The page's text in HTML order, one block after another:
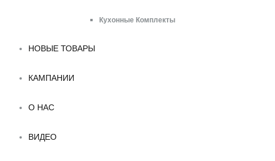
Кухонные Комплекты
НОВЫЕ ТОВАРЫ
КАМПАНИИ
О НАС
ВИДЕО